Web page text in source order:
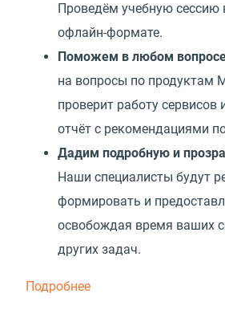
Проведём учебную сессию
офлайн-формате.
Поможем в любом
на вопросы по продуктам
проверит работу сервисов
отчёт с рекомендациями
Дадим подробную и
Наши специалисты будут
формировать и
освобождая время ваших
других задач.
Подробнее